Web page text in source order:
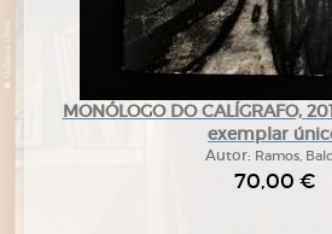
MONÓLOGO DO CALÍGRAFO,
exemplar
Autor: Ramos,
70,00 €